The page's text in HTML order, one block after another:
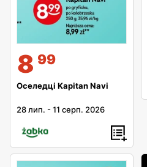
8 99
Оселедці Kapitan Navi
28 лип. -11 серп. 2026